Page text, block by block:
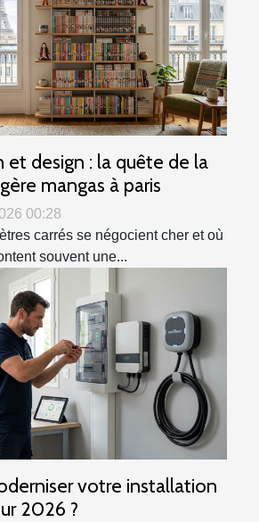
et design : la quête de la
mangas à paris
00:28
carrés se négocient cher et où
souvent une...
votre installation
2026 ?